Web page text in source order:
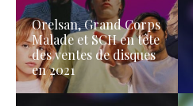
Orelsan, Grand Corps
Malade et SCH en tête
des ventes de disques
en 2021